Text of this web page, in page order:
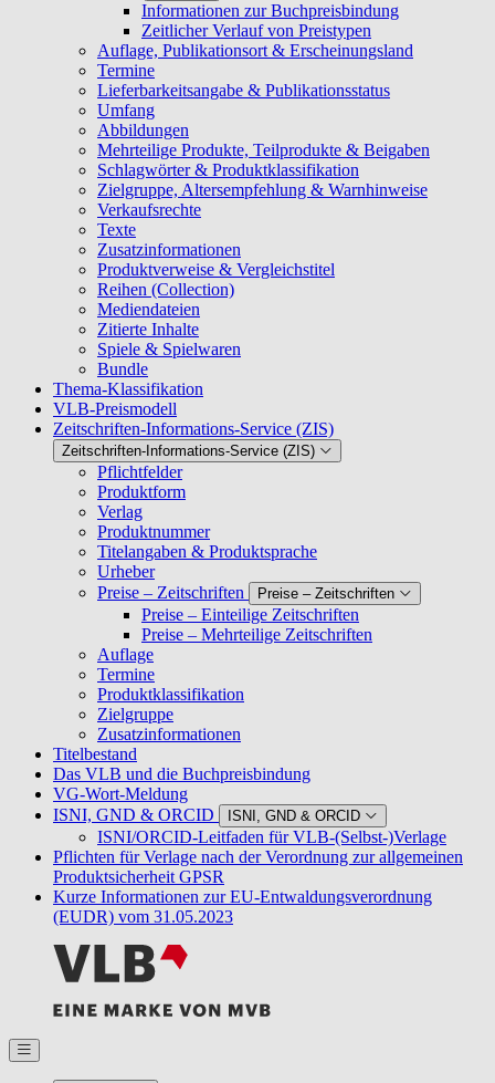
Informationen zur Buchpreisbindung
Zeitlicher Verlauf von Preistypen
Auflage, Publikationsort & Erscheinungsland
Termine
Lieferbarkeitsangabe & Publikationsstatus
Umfang
Abbildungen
Mehrteilige Produkte, Teilprodukte & Beigaben
Schlagwörter & Produktklassifikation
Zielgruppe, Altersempfehlung & Warnhinweise
Verkaufsrechte
Texte
Zusatzinformationen
Produktverweise & Vergleichstitel
Reihen (Collection)
Mediendateien
Zitierte Inhalte
Spiele & Spielwaren
Bundle
Thema-Klassifikation
VLB-Preismodell
Zeitschriften-Informations-Service (ZIS)
Zeitschriften-Informations-Service (ZIS)
Pflichtfelder
Produktform
Verlag
Produktnummer
Titelangaben & Produktsprache
Urheber
Preise – Zeitschriften
Preise – Zeitschriften
Preise – Einteilige Zeitschriften
Preise – Mehrteilige Zeitschriften
Auflage
Termine
Produktklassifikation
Zielgruppe
Zusatzinformationen
Titelbestand
Das VLB und die Buchpreisbindung
VG-Wort-Meldung
ISNI, GND & ORCID
ISNI, GND & ORCID
ISNI/ORCID-Leitfaden für VLB-(Selbst-)Verlage
Pflichten für Verlage nach der Verordnung zur allgemeinen
Produktsicherheit GPSR
Kurze Informationen zur EU-Entwaldungsverordnung
(EUDR) vom 31.05.2023